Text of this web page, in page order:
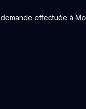
effectuée à